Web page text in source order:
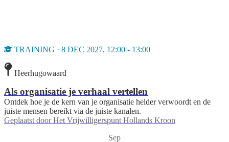
TRAINING · 8 DEC 2027, 12:00 - 13:00
Heerhugowaard
Als organisatie je verhaal vertellen
Ontdek hoe je de kern van je organisatie helder verwoordt en de
juiste mensen bereikt via de juiste kanalen.
Geplaatst door Het Vrijwilligerspunt Hollands Kroon
Sep